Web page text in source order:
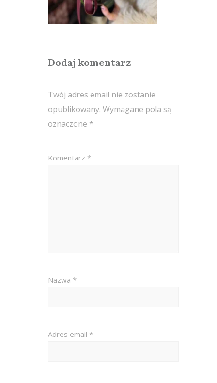
Dodaj komentarz
Twój adres email nie zostanie
opublikowany. Wymagane pola są
oznaczone *
Komentarz *
Nazwa *
Adres email *